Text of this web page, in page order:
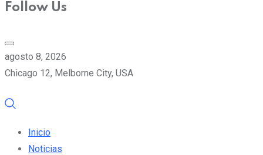
Follow Us
agosto 8, 2026
Chicago 12, Melborne City, USA
Inicio
Noticias